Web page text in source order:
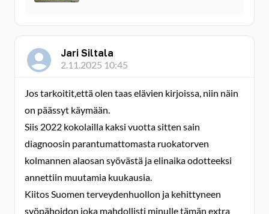
Jari Siltala
2.11.2025 10:45
Jos tarkoitit,että olen taas elävien kirjoissa, niin näin
on päässyt käymään.
Siis 2022 kokolailla kaksi vuotta sitten sain
diagnoosin parantumattomasta ruokatorven
kolmannen alaosan syövästä ja elinaika odotteeksi
annettiin muutamia kuukausia.
Kiitos Suomen terveydenhuollon ja kehittyneen
syöpähoidon joka mahdollisti minulle tämän extra